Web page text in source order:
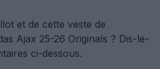
et de cette veste de
Ajax 25-26 Originals ? Dis-le-
ci-dessous.